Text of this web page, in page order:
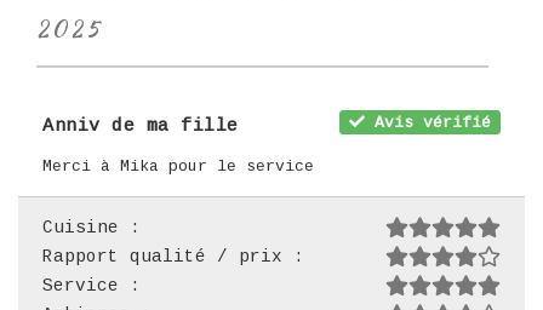
2025
Avis vérifié
Anniv de ma fille
Merci à Mika pour le service
Cuisine :
Rapport qualité / prix :
Service :